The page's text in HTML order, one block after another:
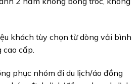
khách tùy chọn từ dòng vải bình
cấp.
phục nhóm đi du lịch/áo đồng